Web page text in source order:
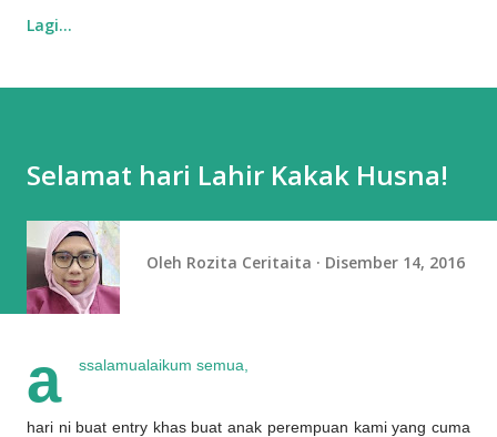
Lagi…
Selamat hari Lahir Kakak Husna!
Oleh Rozita Ceritaita Disember 14, 2016
a ssalamualaikum semua,
hari ni buat entry khas buat anak perempuan kami yang cuma